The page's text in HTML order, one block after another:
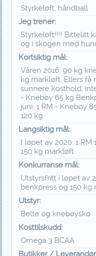
Styrkeløft, håndball
Jeg trener:
Styrkeløft!!!! Bittelitt
og i skogen med
Kortsiktig mål:
Våren 2016: 90 kg
kg markløft. Ellers
sunnere kosthold,
- Knebøy 65 kg
juni: 1 RM - Knebøy
120 kg
Langsiktig mål:
I løpet av 2020: 1
150 kg markløft
Konkurranse mål:
Utstyrsfritt i løpet av
benkpress og 150 kg
Utstyr:
Belte og knebøysko
Kosttilskudd:
Omega 3 BCAA
Butikker /